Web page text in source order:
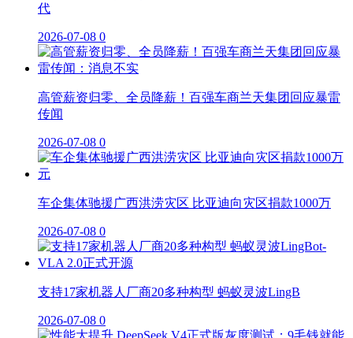
代
2026-07-08 0
高管薪资归零、全员降薪！百强车商兰天集团回应暴雷
传闻
2026-07-08 0
车企集体驰援广西洪涝灾区 比亚迪向灾区捐款1000万
2026-07-08 0
支持17家机器人厂商20多种构型 蚂蚁灵波LingB
2026-07-08 0